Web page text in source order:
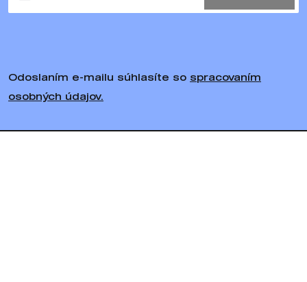
Odoslaním e-mailu súhlasíte so spracovaním
osobných údajov.